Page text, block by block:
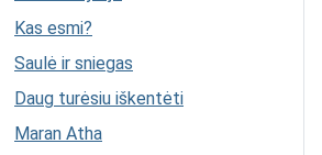
Kas esmi?
Saulė ir sniegas
Daug turėsiu iškentėti
Maran Atha